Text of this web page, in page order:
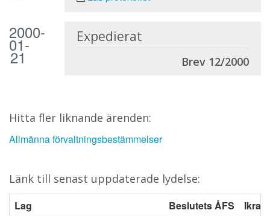
2000-
01-
21
Expedierat
Brev 12/2000
Hitta fler liknande ärenden:
Allmänna förvaltningsbestämmelser
Länk till senast uppdaterade lydelse:
Lag Beslutets ÅFS